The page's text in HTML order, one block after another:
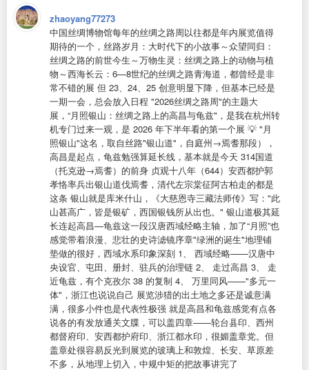
zhaoyang77273
中国丝绸博物馆每年的丝绸之路周以往都是年内展览值得
期待的一个，丝路岁月：大时代下的小故事～众望同归：
丝绸之路的前世今生～万物生灵：丝绸之路上的动物与植
物～西海长云：6—8世纪的丝绸之路青海道，都曾经是非
常不错的展 但 23、24、25 创意明显下降，但基本已经是
一期一会，总会放入日程 "2026丝绸之路周"的主题大
展，“月照银山：丝绸之路上的高昌与龟兹"，是我在杭州转
机专门过来一观，是 2026 年下半年看的第一个展 💡 "月
照银山"这名，取自丝路"银山道"，自庭州→焉耆那段），
高昌是起点，龟兹勉强算延长线，基本就是今天 314国道
（托克逊→焉耆）的前身 贞观十八年（644）安西都护郭
孝恪率兵出银山道伐焉耆，清代左宗棠征阿古柏走的都是
这条 银山就是库米什山，《大慈恩寺三藏法师传》写："此
山甚高广，皆是银矿，西国银钱所从出也。" 银山道极其延
长连起高昌—龟兹这一段汉唐西域经略主轴，加了“月照”也
感觉带着浪漫、悲壮的史诗滤镜 ​序章"绿洲的诞生"地理铺
垫做的很好，西域水系印象深刻 1、 西域经略——汉唐中
央设官、屯田、册封、驻兵的治理链 2、 走过高昌 3、 走
近龟兹，有个克孜尔 38 的复制 4、 万里同风——"多元一
体"，浙江也说说自己 展览涉猎的出土地之多还是诚意满
满，很多小件也是代表性极强 就是​高昌和龟兹感觉有点各
说各的 ​ 有发放​通关文牒，可以盖四章——轮台县印、西州
都督府印、安西都护府印、浙江都水印，很媚盖章党。但
盖章处很容易反光到展览的玻璃上 ​和敦煌、长安、草原差
不多，从地理上切入，中规中矩的把故事讲完了